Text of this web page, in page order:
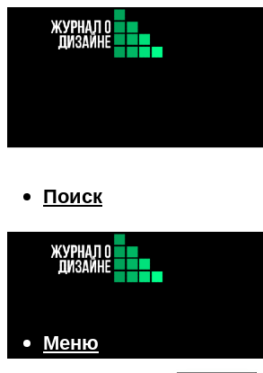
Поиск
Меню